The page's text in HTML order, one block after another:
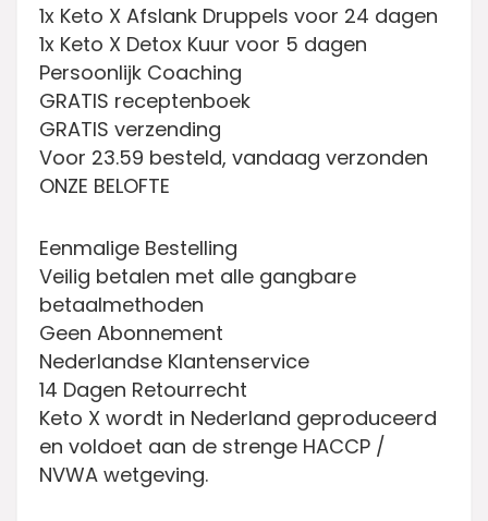
1x Keto X Afslank Druppels voor 24 dagen
1x Keto X Detox Kuur voor 5 dagen
Persoonlijk Coaching
GRATIS receptenboek
GRATIS verzending
Voor 23.59 besteld, vandaag verzonden
ONZE BELOFTE
Eenmalige Bestelling
Veilig betalen met alle gangbare
betaalmethoden
Geen Abonnement
Nederlandse Klantenservice
14 Dagen Retourrecht
Keto X wordt in Nederland geproduceerd
en voldoet aan de strenge HACCP /
NVWA wetgeving.